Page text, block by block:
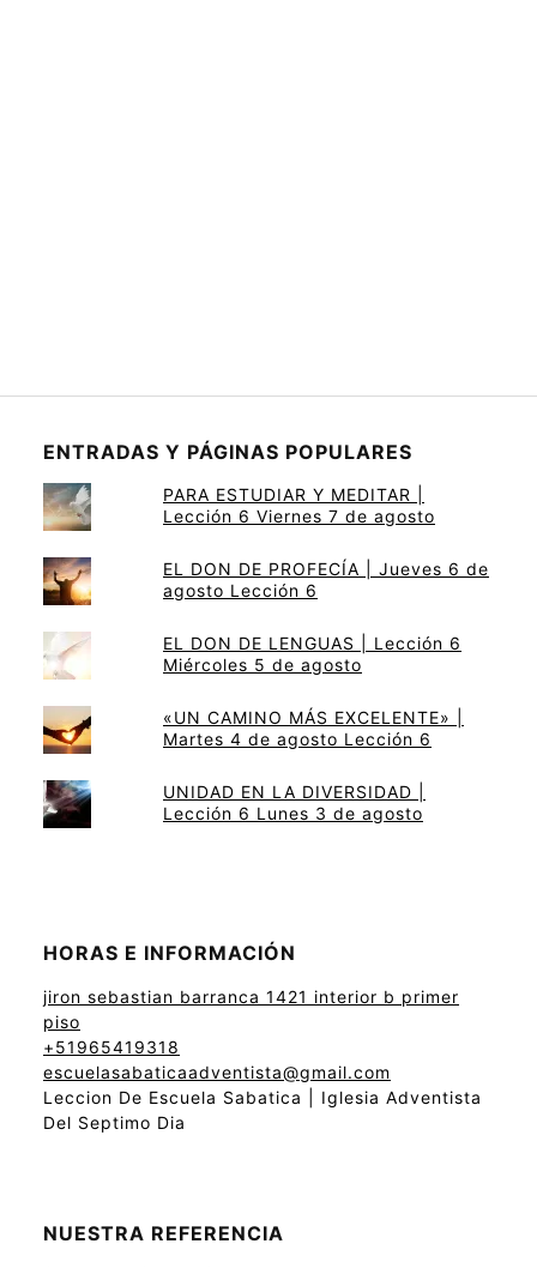
ENTRADAS Y PÁGINAS POPULARES
PARA ESTUDIAR Y MEDITAR |
Lección 6 Viernes 7 de agosto
EL DON DE PROFECÍA | Jueves 6 de
agosto Lección 6
EL DON DE LENGUAS | Lección 6
Miércoles 5 de agosto
«UN CAMINO MÁS EXCELENTE» |
Martes 4 de agosto Lección 6
UNIDAD EN LA DIVERSIDAD |
Lección 6 Lunes 3 de agosto
HORAS E INFORMACIÓN
jiron sebastian barranca 1421 interior b primer
piso
+51965419318
escuelasabaticaadventista@gmail.com
Leccion De Escuela Sabatica | Iglesia Adventista
Del Septimo Dia
NUESTRA REFERENCIA